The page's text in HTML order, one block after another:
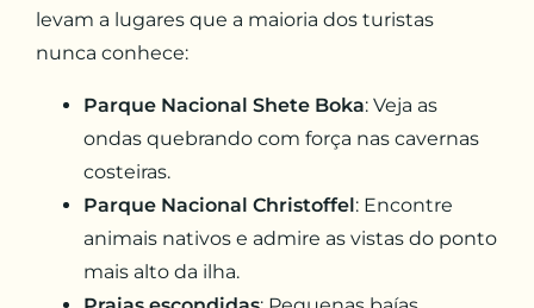
levam a lugares que a maioria dos turistas
nunca conhece:
Parque Nacional Shete Boka: Veja as
ondas quebrando com força nas cavernas
costeiras.
Parque Nacional Christoffel: Encontre
animais nativos e admire as vistas do ponto
mais alto da ilha.